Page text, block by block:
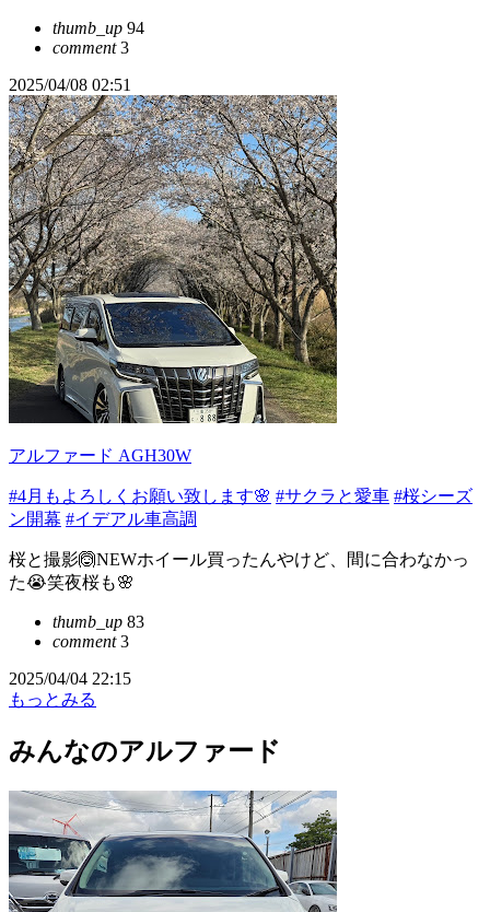
thumb_up 94
comment3
2025/04/08 02:51
アルファード AGH30W
#4月もよろしくお願い致します🌸 #サクラと愛車 #桜シーズ
ン開幕 #イデアル車高調
桜と撮影🙆NEWホイール買ったんやけど、間に合わなかっ
た😭笑夜桜も🌸
thumb_up 83
comment3
2025/04/04 22:15
もっとみる
みんなのアルファード